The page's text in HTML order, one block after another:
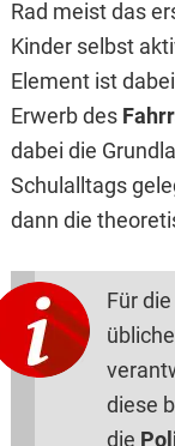
Rad meist das
Kinder selbst
Element ist
Erwerb des
dabei die
Schulalltags
dann die
Für
diese
die